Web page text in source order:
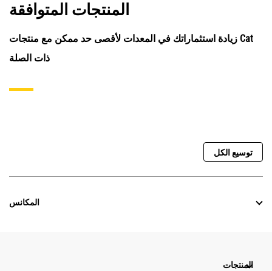
المنتجات المتوافقة
زيادة استثماراتك في المعدات لأقصى حد ممكن مع منتجات Cat
ذات الصلة
توسيع الكل
المكانس
المنتجات